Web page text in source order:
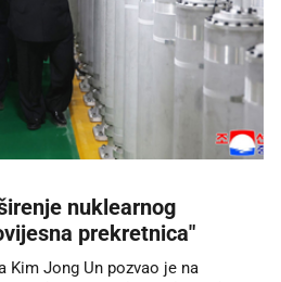
nuklearnog
prekretnica"
Kim Jong Un pozvao je na